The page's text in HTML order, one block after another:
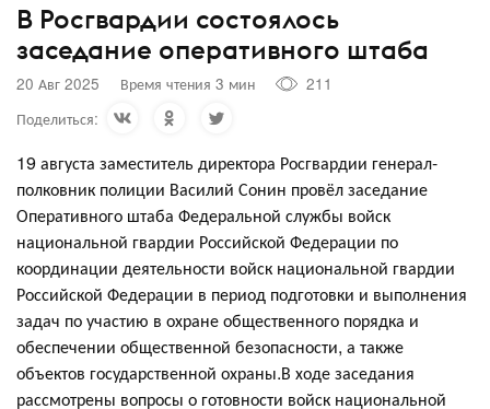
В Росгвардии состоялось
заседание оперативного штаба
20 Авг 2025 Время чтения 3 мин
211
Поделиться:
19 августа заместитель директора Росгвардии генерал-
полковник полиции Василий Сонин провёл заседание
Оперативного штаба Федеральной службы войск
национальной гвардии Российской Федерации по
координации деятельности войск национальной гвардии
Российской Федерации в период подготовки и выполнения
задач по участию в охране общественного порядка и
обеспечении общественной безопасности, а также
объектов государственной охраны.В ходе заседания
рассмотрены вопросы о готовности войск национальной